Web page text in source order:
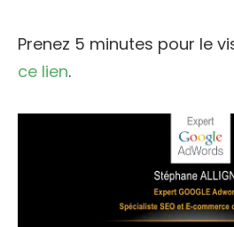
Prenez 5 minutes pour le
ce lien.